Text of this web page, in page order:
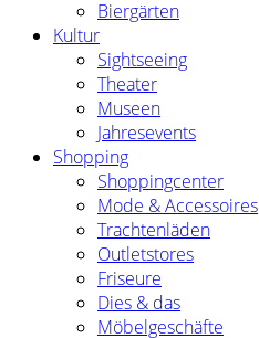
Biergärten
Kultur
Sightseeing
Theater
Museen
Jahresevents
Shopping
Shoppingcenter
Mode & Accessoires
Trachtenläden
Outletstores
Friseure
Dies & das
Möbelgeschäfte